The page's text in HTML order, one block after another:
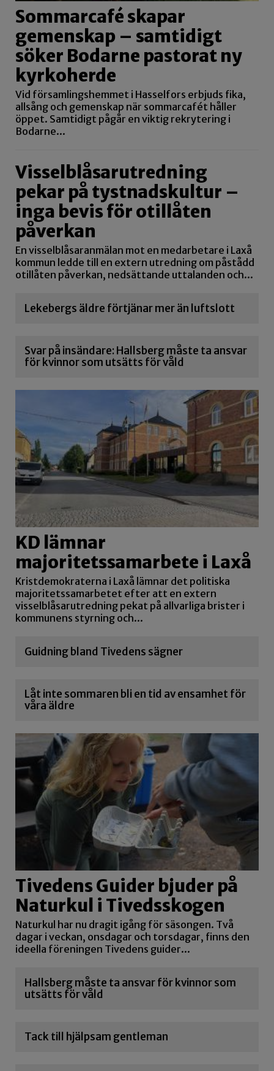
Sommarcafé skapar
gemenskap – samtidigt
söker Bodarne pastorat ny
kyrkoherde
Vid församlingshemmet i Hasselfors erbjuds fika,
allsång och gemenskap när sommarcafét håller
öppet. Samtidigt pågår en viktig rekrytering i
Bodarne...
Visselblåsarutredning
pekar på tystnadskultur –
inga bevis för otillåten
påverkan
En visselblåsaranmälan mot en medarbetare i Laxå
kommun ledde till en extern utredning om påstådd
otillåten påverkan, nedsättande uttalanden och...
Lekebergs äldre förtjänar mer än luftslott
Svar på insändare: Hallsberg måste ta ansvar
för kvinnor som utsätts för våld
KD lämnar
majoritetssamarbete i Laxå
Kristdemokraterna i Laxå lämnar det politiska
majoritetssamarbetet efter att en extern
visselblåsarutredning pekat på allvarliga brister i
kommunens styrning och...
Guidning bland Tivedens sägner
Låt inte sommaren bli en tid av ensamhet för
våra äldre
Tivedens Guider bjuder på
Naturkul i Tivedsskogen
Naturkul har nu dragit igång för säsongen. Två
dagar i veckan, onsdagar och torsdagar, finns den
ideella föreningen Tivedens guider...
Hallsberg måste ta ansvar för kvinnor som
utsätts för våld
Tack till hjälpsam gentleman